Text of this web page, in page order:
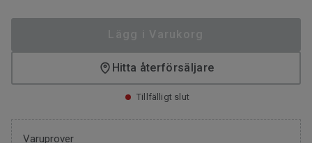
Hitta återförsäljare
Tillfälligt slut
Varuprover